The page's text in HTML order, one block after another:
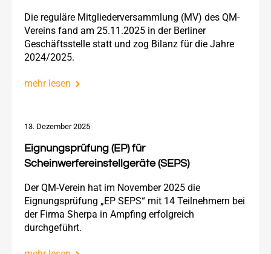
Die reguläre Mitgliederversammlung (MV) des QM-
Vereins fand am 25.11.2025 in der Berliner
Geschäftsstelle statt und zog Bilanz für die Jahre
2024/2025.
mehr lesen
13. Dezember 2025
Eignungsprüfung (EP) für
Scheinwerfereinstellgeräte (SEPS)
Der QM-Verein hat im November 2025 die
Eignungsprüfung „EP SEPS“ mit 14 Teilnehmern bei
der Firma Sherpa in Ampfing erfolgreich
durchgeführt.